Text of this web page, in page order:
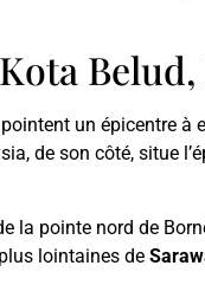
un épicentre à
de son côté, situe
la pointe nord de
lointaines de